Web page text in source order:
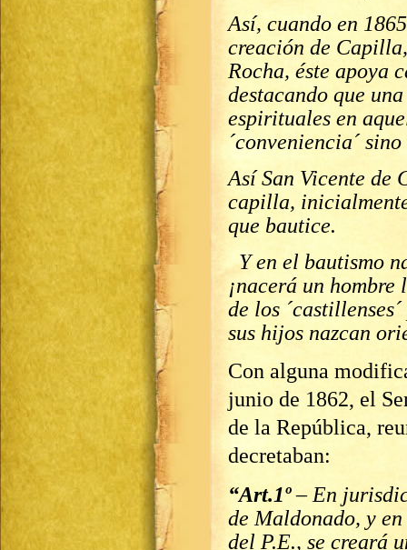
Así, cuando en
creación de
Rocha, éste apoya
destacando que
espirituales en
´conveniencia´
Así San Vicente de
capilla,
que bautice.
Y en el bautismo
¡nacerá un
de los
sus hijos nazcan
Con alguna
junio de 1862, el
de la República,
decretaban:
“Art.1º– En
de Maldonado, y
del P.E., se creará